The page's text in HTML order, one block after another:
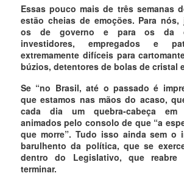
Essas pouco mais de três semanas
estão cheias de emoções. Para nós,
os de governo e para os da
investidores, empregados e
extremamente difíceis para
búzios, detentores de bolas de cristal
Se “no Brasil, até o passado é
que estamos nas mãos do acaso,
cada dia um quebra-cabeça em
animados pelo consolo de que “a
que morre”. Tudo isso ainda sem o
barulhento da política, que se
dentro do Legislativo, que reabre
terminar.